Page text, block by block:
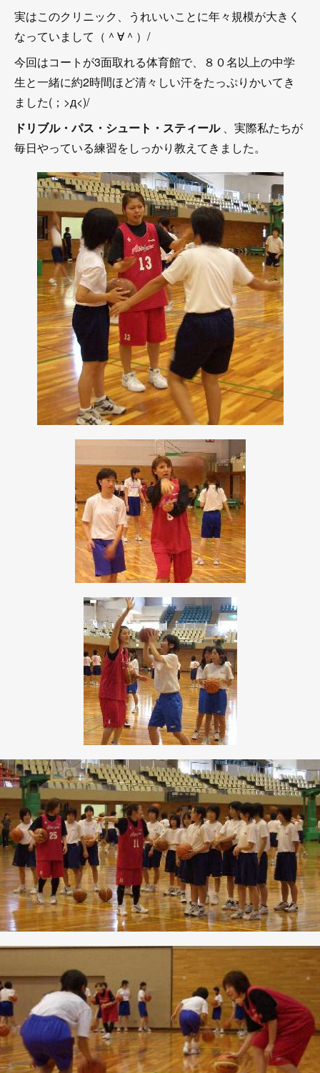
実はこのクリニック、うれいいことに年々規模が大きく
なっていまして（＾∀＾）/
今回はコートが3面取れる体育館で、８０名以上の中学
生と一緒に約2時間ほど清々しい汗をたっぷりかいてき
ました(；>д<)/
ドリブル・パス・シュート・スティール 、実際私たちが
毎日やっている練習をしっかり教えてきました。